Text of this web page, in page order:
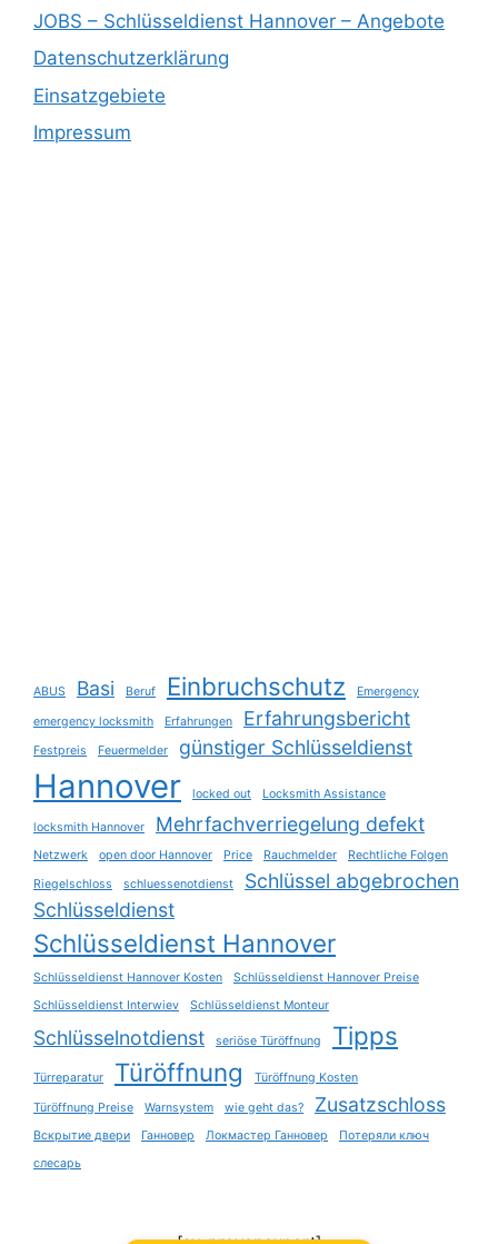
JOBS – Schlüsseldienst Hannover – Angebote
Datenschutzerklärung
Einsatzgebiete
Impressum
ABUS Basi Beruf Einbruchschutz Emergency
emergency locksmith Erfahrungen Erfahrungsbericht
Festpreis Feuermelder günstiger Schlüsseldienst
Hannover locked out Locksmith Assistance
locksmith Hannover Mehrfachverriegelung defekt
Netzwerk open door Hannover Price Rauchmelder
Rechtliche Folgen
Riegelschloss
schluessenotdienst
Schlüssel abgebrochen
Schlüsseldienst
Schlüsseldienst Hannover
Schlüsseldienst Hannover Kosten
Schlüsseldienst Hannover Preise
Schlüsseldienst Interwiev
Schlüsseldienst Monteur
Schlüsselnotdienst seriöse Türöffnung Tipps
Türreparatur Türöffnung Türöffnung Kosten
Türöffnung Preise Warnsystem wie geht das? Zusatzschloss
Вскрытие двери Ганновер Локмастер Ганновер
Потеряли ключ
слесарь